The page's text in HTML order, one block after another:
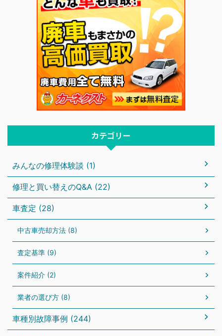
カテゴリー
みんなの修理体験談 (1)
修理と買い替えのQ&A (22)
車査定 (28)
中古車売却方法 (8)
査定基準 (9)
案件紹介 (2)
業者の選び方 (8)
車種別故障事例 (244)